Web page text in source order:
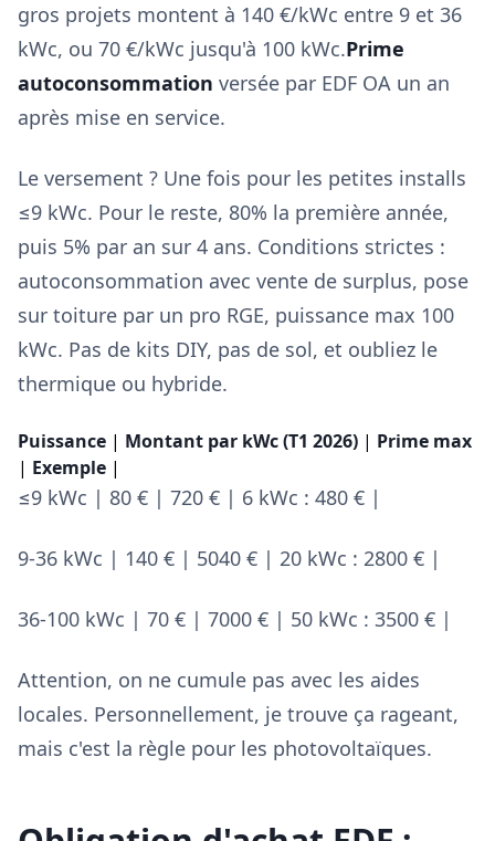
gros projets montent à 140 €/kWc entre 9 et 36
kWc, ou 70 €/kWc jusqu'à 100 kWc.Prime
autoconsommation versée par EDF OA un an
après mise en service.
Le versement ? Une fois pour les petites installs
≤9 kWc. Pour le reste, 80% la première année,
puis 5% par an sur 4 ans. Conditions strictes :
autoconsommation avec vente de surplus, pose
sur toiture par un pro RGE, puissance max 100
kWc. Pas de kits DIY, pas de sol, et oubliez le
thermique ou hybride.
Puissance | Montant par kWc (T1 2026) | Prime max
| Exemple |
≤9 kWc | 80 € | 720 € | 6 kWc : 480 € |
9-36 kWc | 140 € | 5040 € | 20 kWc : 2800 € |
36-100 kWc | 70 € | 7000 € | 50 kWc : 3500 € |
Attention, on ne cumule pas avec les aides
locales. Personnellement, je trouve ça rageant,
mais c'est la règle pour les photovoltaïques.